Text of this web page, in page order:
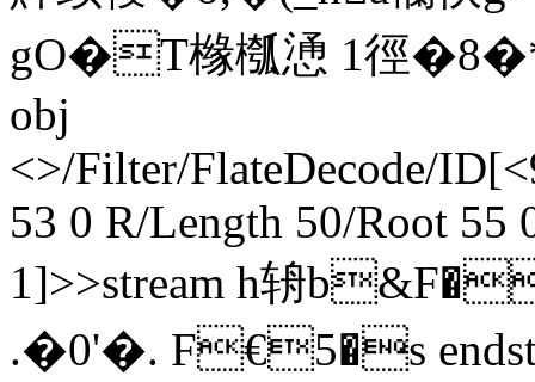
gO�T橼槬慂 1徑�8�*
obj
<>/Filter/FlateDecode/
53 0 R/Length 50/Root 55
1]>>stream h辀
.�0'�. F€5�s